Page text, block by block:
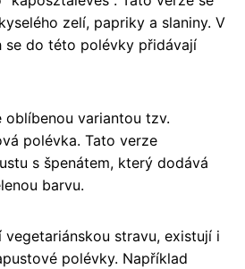
zelí, papriky a slaniny. V
se do této polévky přidávají
oblíbenou variantou tzv.
polévka. Tato verze
s špenátem, který dodává
barvu.
stravu, existují i
polévky. Například